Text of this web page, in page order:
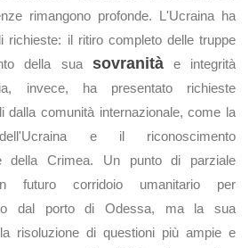
rimangono profonde. L'Ucraina ha
richieste: il ritiro completo delle truppe
della sua sovranitàe integrità
invece, ha presentato richieste
dalla comunità internazionale, come la
dell'Ucraina e il riconoscimento
della Crimea. Un punto di parziale
futuro corridoio umanitario per
dal porto di Odessa, ma la sua
risoluzione di questioni più ampie e